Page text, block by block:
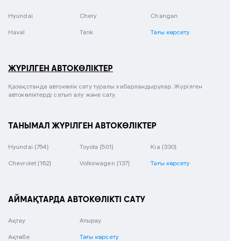
Hyundai Chery Changan
Haval Tank Тағы көрсету
ЖҮРІЛГЕН АВТОКӨЛІКТЕР
Қазақстанда автокөлік сату туралы хабарландырулар. Жүрілген
автокөліктерді сатып алу және сату.
ТАНЫМАЛ ЖҮРІЛГЕН АВТОКӨЛІКТЕР
Hyundai (754) Toyota (501) Kia (330)
Chevrolet (162) Volkswagen (137) Тағы көрсету
АЙМАҚТАРДА АВТОКӨЛІКТІ САТУ
Ақтау
Ақтөбе
Атырау
Тағы көрсету